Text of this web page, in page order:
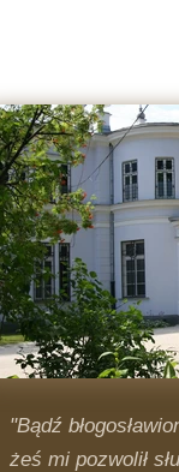
"Bądź
żeś mi pozwolił